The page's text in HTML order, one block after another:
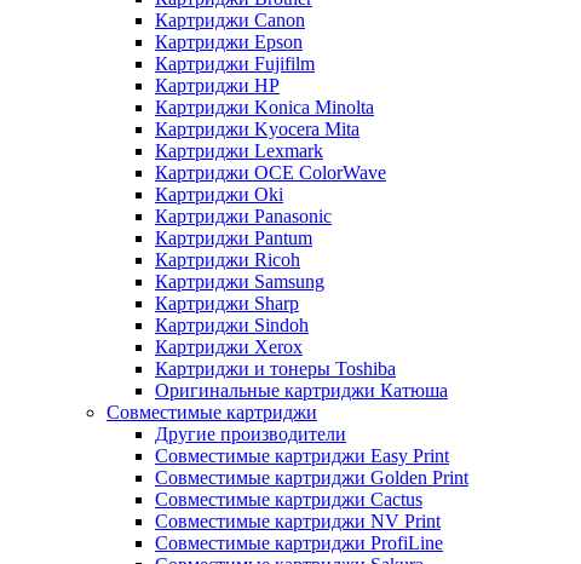
Картриджи Canon
Картриджи Epson
Картриджи Fujifilm
Картриджи HP
Картриджи Konica Minolta
Картриджи Kyocera Mita
Картриджи Lexmark
Картриджи OCE ColorWave
Картриджи Oki
Картриджи Panasonic
Картриджи Pantum
Картриджи Ricoh
Картриджи Samsung
Картриджи Sharp
Картриджи Sindoh
Картриджи Xerox
Картриджи и тонеры Toshiba
Оригинальные картриджи Катюша
Совместимые картриджи
Другие производители
Совместимые картриджи Easy Print
Совместимые картриджи Golden Print
Совместимые картриджи Cactus
Совместимые картриджи NV Print
Совместимые картриджи ProfiLine